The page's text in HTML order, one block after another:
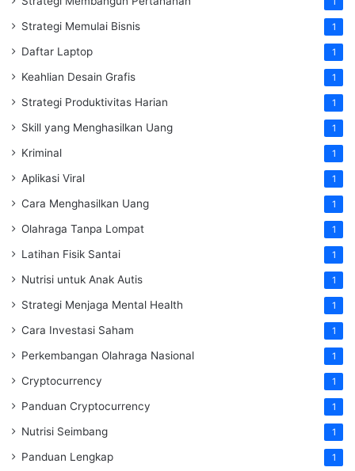
Strategi Memulai Bisnis 1
Daftar Laptop 1
Keahlian Desain Grafis 1
Strategi Produktivitas Harian 1
Skill yang Menghasilkan Uang 1
Kriminal 1
Aplikasi Viral 1
Cara Menghasilkan Uang 1
Olahraga Tanpa Lompat 1
Latihan Fisik Santai 1
Nutrisi untuk Anak Autis 1
Strategi Menjaga Mental Health 1
Cara Investasi Saham 1
Perkembangan Olahraga Nasional 1
Cryptocurrency 1
Panduan Cryptocurrency 1
Nutrisi Seimbang 1
Panduan Lengkap 1